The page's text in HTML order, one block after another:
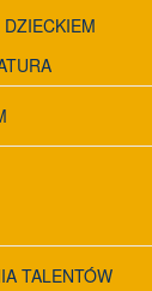
TALENTÓW